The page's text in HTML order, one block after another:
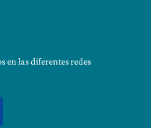
en las diferentes redes